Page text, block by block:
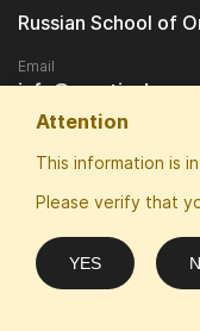
Attention
This information is
Please verify that
YES
Russian School of
Email
info@practical-
Exclusive rights to
the ANO "Patriotic
Any replication and
ANO "Patriotic School of
website optimization: